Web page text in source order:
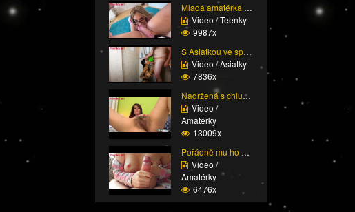
Mladá amatérka si ji n...
Video / Teenky
9987x
S Asiatkou ve sprše
Video / Asiatky
7836x
Nadržená s chlupatou p...
Video /
Amatérky
13009x
Pořádně mu ho vyhonila
Video /
Amatérky
6476x